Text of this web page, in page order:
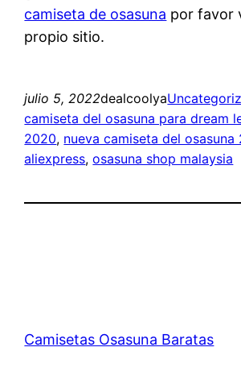
camiseta de osasuna por favor
propio sitio.
julio 5, 2022dealcoolya
camiseta del osasuna para dream
2020, nueva camiseta del osasuna
aliexpress, osasuna shop malaysia
Camisetas Osasuna Baratas